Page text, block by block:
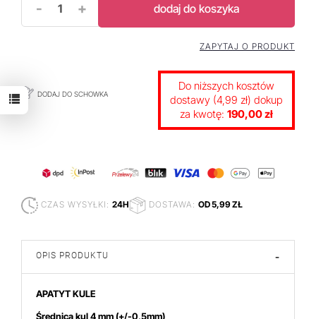
- + dodaj do koszyka
DODAJ DO SCHOWKA
ZAPYTAJ O PRODUKT
Do niższych kosztów
dostawy (4,99 zł) dokup
za kwotę: 190,00 zł
CZAS WYSYŁKI: 24H DOSTAWA: OD 5,99 ZŁ
OPIS PRODUKTU -
APATYT KULE
Średnica kul 4 mm(+/-0,5mm)